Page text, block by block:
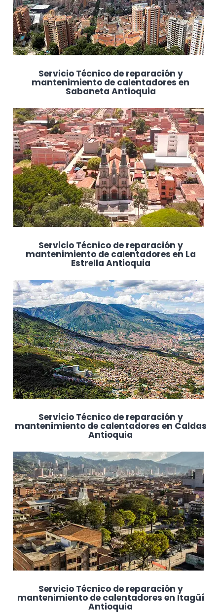
Servicio Técnico de reparación y
mantenimiento de calentadores en
Sabaneta Antioquia
Servicio Técnico de reparación y
mantenimiento de calentadores en La
Estrella Antioquia
Servicio Técnico de reparación y
mantenimiento de calentadores en Caldas
Antioquia
Servicio Técnico de reparación y
mantenimiento de calentadores en Itagüí
Antioquia